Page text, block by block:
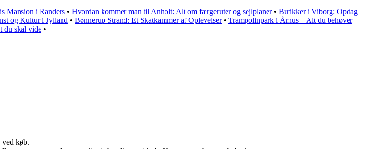
Mansion i Randers • Hvordan kommer man til Anholt: Alt om færgeruter og sejlplaner• Butikker i Viborg: Opdag
og Kultur i Jylland • Bønnerup Strand: Et Skatkammer af Oplevelser• Trampolinpark i Århus – Alt du behøver
du skal vide •
ved køb.